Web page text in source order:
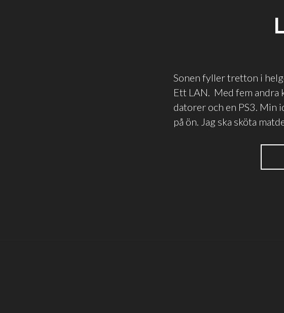
Sonen fyller tretton i
Ett LAN. Med fem andra
datorer och en PS3. Min
på ön. Jag ska sköta